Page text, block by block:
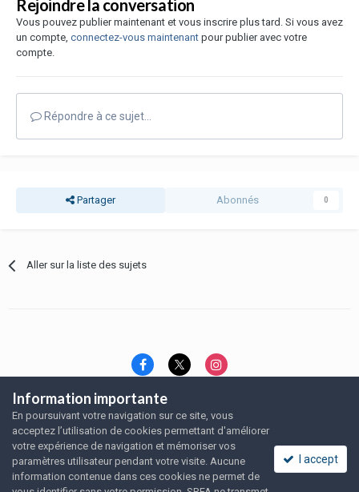
Rejoindre la conversation
Vous pouvez publier maintenant et vous inscrire plus tard. Si vous avez
un compte, connectez-vous maintenant pour publier avec votre
compte.
Répondre à ce sujet…
Partager Abonnés 0
Aller sur la liste des sujets
Langue Thème
Politique de confidentialité
Nous contacter
Nous contacter
SRFA, l'association des amoureux du rat domestique
Powered by Invision Community
Information importante
En poursuivant votre navigation sur ce site, vous
acceptez l’utilisation de cookies permettant d'améliorer
votre expérience de navigation et mémoriser vos
paramètres utilisateur pendant votre visite. Aucune
information contenue dans ces cookies ne permet de
I accept